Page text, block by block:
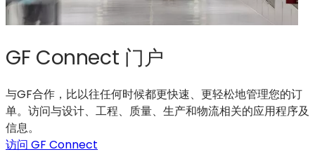
学
的
先
地
设
与
证
加
氮
GF Connect 门户
与GF合作，比以往任何时候都更快速、更轻松地管理您的订
单。访问与设计、工程、质量、生产和物流相关的应用程序及
信息。
访问 GF Connect